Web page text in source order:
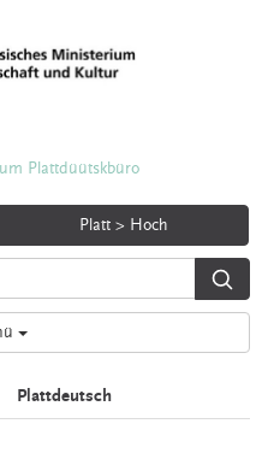
Plattdüütskbüro
Platt > Hoch
Plattdeutsch